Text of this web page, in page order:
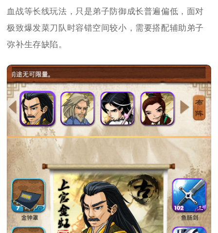
血战等长线玩法，只是弟子防御成长普遍偏低，面对
极致爆发菜刀队时容错空间较小，需要搭配辅助弟子
弥补生存缺陷。